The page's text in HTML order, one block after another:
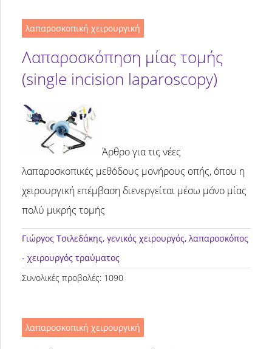
λαπαροσκοπική χειρουργική
Λαπαροσκόπηση μίας τομής
(single incision laparoscopy)
Άρθρο για τις νέες
λαπαροσκοπικές μεθόδους μονήρους οπής, όπου η
χειρουργική επέμβαση διενεργείται μέσω μόνο μίας
πολύ μικρής τομής
Γιώργος Τσιλεδάκης, γενικός χειρουργός, λαπαροσκόπος
- χειρουργός τραύματος
Συνολικές προβολές: 1090
λαπαροσκοπική χειρουργική